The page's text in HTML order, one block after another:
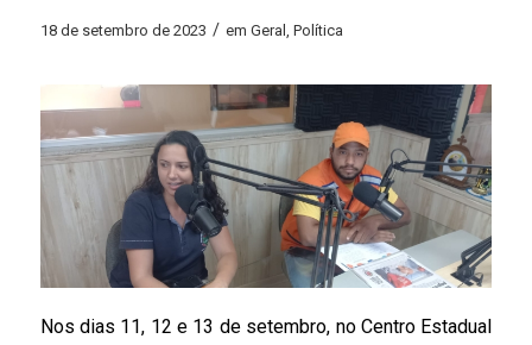
18 de setembro de 2023 / em Geral , Política
Nos dias 11, 12 e 13 de setembro, no Centro Estadual